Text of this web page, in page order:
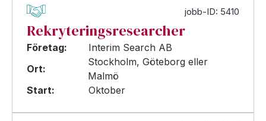
jobb-ID: 5410
Rekryteringsresearcher
Företag:
Interim Search AB
Ort:
Stockholm, Göteborg eller
Malmö
Start:
Oktober